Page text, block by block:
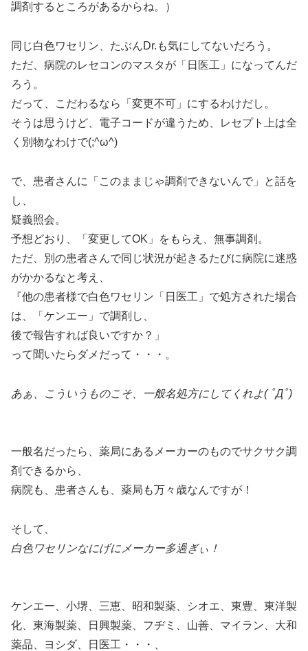
調剤するところがあるからね。）
同じ白色ワセリン、たぶんDr.も気にしてないだろう。
ただ、病院のレセコンのマスタが「日医工」になってんだ
ろう。
だって、こだわるなら「変更不可」にするわけだし。
そうは思うけど、電子コードが違うため、レセプト上は全
く別物なわけで(;^ω^)
で、患者さんに「このままじゃ調剤できないんで」と話を
し、
疑義照会。
予想どおり、「変更してOK」をもらえ、無事調剤。
ただ、別の患者さんで同じ状況が起きるたびに病院に迷惑
がかかるなと考え、
『他の患者様で白色ワセリン「日医工」で処方された場合
は、「ケンエー」で調剤し、
後で報告すれば良いですか？」
って聞いたらダメだって・・・。
あぁ、こういうものこそ、一般名処方にしてくれよ( ﾟДﾟ)
一般名だったら、薬局にあるメーカーのものでサクサク調
剤できるから、
病院も、患者さんも、薬局も万々歳なんですが！
そして、
白色ワセリンなにげにメーカー多過ぎぃ！
ケンエー、小堺、三恵、昭和製薬、シオエ、東豊、東洋製
化、東海製薬、日興製薬、フヂミ、山善、マイラン、大和
薬品、ヨシダ、日医工・・・、